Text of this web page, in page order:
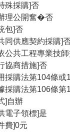
殊採購]否
理公開奮�否
包]否
同供應契約採購]
公共工程專業技
協商措施]否
採購法第104條
採購法第106條第
]自辦
電子領標]是
費]0元